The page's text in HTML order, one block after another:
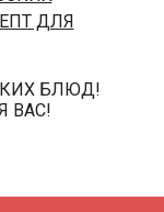
БЛЮД!
ВАС!